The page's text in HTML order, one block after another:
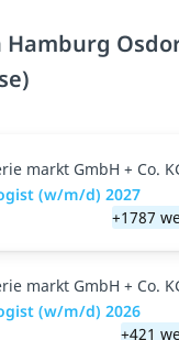
markt GmbH + Co.
(w/m/d) 2027
+1787
markt GmbH + Co.
(w/m/d) 2026
+421